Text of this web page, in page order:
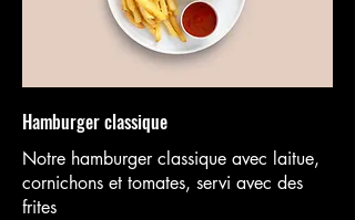
Hamburger classique
Notre hamburger classique avec laitue,
cornichons et tomates, servi avec des
frites